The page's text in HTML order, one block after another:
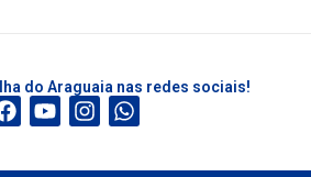
do Araguaia nas redes sociais!